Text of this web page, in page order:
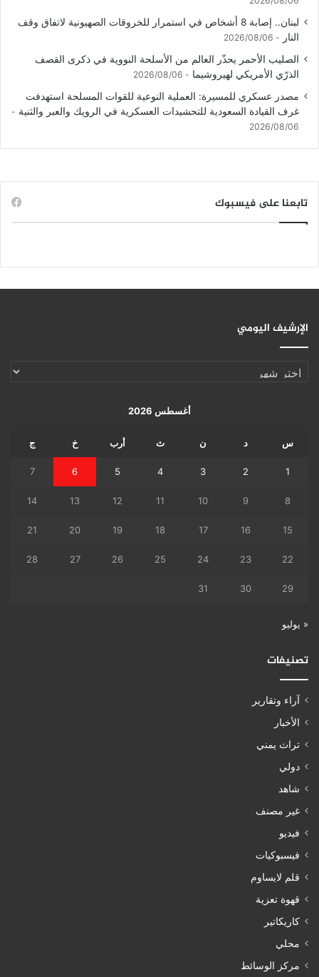
لبنان.. إصابة 8 أشخاص في استمرار للخروقات الصهيونية لاتفاق وقف
النار
2026/08/06
الصليب الأحمر يحذّر العالم من الأسلحة النووية في ذكرى القصف
الذرّي الأمريكي لهيروشيما
2026/08/06
مصدر عسكري للمسيرة: العملية النوعية للقوات المسلحة استهدفت
غرف القيادة السعودية للتحشيدات العسكرية في الرويك والعبر والثنية
2026/08/06
تابعنا على فيسبوك
الإرشيف اليومي
الإرشيف
أغسطس 2026
س د ن ث أرب خ ج
1
2
3
4
5
6
7
8
9
10
11
12
13
14
15
16
17
18
19
20
21
22
23
24
25
26
27
28
29
30
31
« يوليو
تصنيفات
آراء وتقارير
الأخبار
تراث يمني
دولي
شاهد
غير مصنف
فيديو
فيسبوكيات
قلم لايساوم
قهوة تعزية
كاريكاتير
محلي
مركز الوسائط